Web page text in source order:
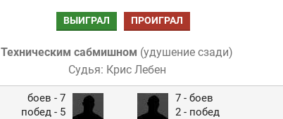
ВЫИГРАЛ ПРОИГРАЛ
Техническим сабмишном (удушение сзади)
Судья: Крис Лебен
боев - 7
побед - 5
7 - боев
2 - побед